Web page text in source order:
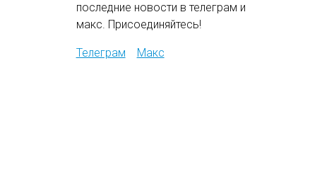
последние новости в телеграм и
макс. Присоединяйтесь!
Телеграм Макс